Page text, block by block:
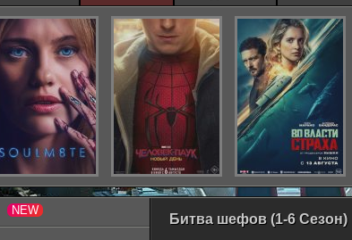
Битва шефов (1-6 Сезон)